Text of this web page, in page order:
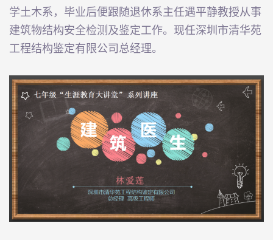
学土木系，毕业后便跟随退休系主任遇平静教授从事
建筑物结构安全检测及鉴定工作。现任深圳市清华苑
工程结构鉴定有限公司总经理。